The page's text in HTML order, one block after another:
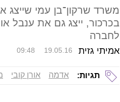
משרד שרקון־בן עמי
בכרכור, ייצג גם את ענבל
לחברה
אמיתי גזית 09:48 19.05.16
תגיות: אדמה אורן קובי